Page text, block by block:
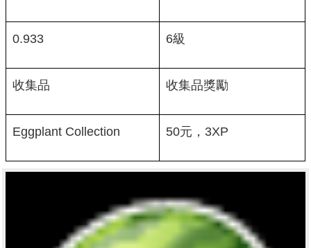
0.933 6級
收集品 收集品獎勵
Eggplant Collection 50元，3XP